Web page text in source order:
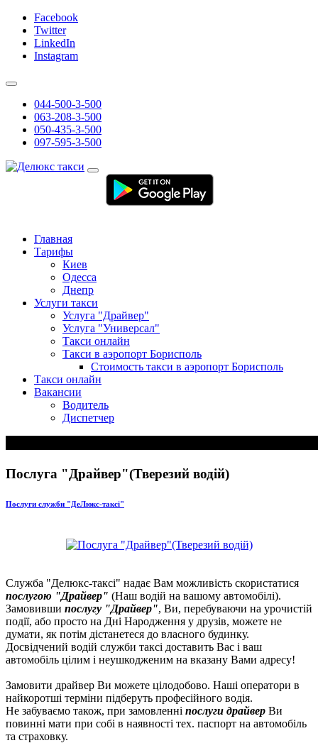
Facebook
Twitter
LinkedIn
Instagram
044-500-3-500
063-208-3-500
050-435-3-500
097-595-3-500
Главная
Тарифы
Киев
Одесса
Днепр
Услуги такси
Услуга "Драйвер"
Услуга "Универсал"
Такси онлайн
Такси в аэропорт Борисполь
Стоимость такси в аэропорт Борисполь
Такси онлайн
Вакансии
Водитель
Диспетчер
Послуга "Драйвер"(Тверезий водій)
Послуги служби "ДеЛюкс-таксі"
Служба "Делюкс-таксі" надає Вам можливість скористатися
послугою "Драйвер" (Наш водій на вашому автомобілі).
Замовивши послугу "Драйвер", Ви, перебуваючи на урочистій
події, або просто на Дні Народження у друзів, можете не
думати, як потім дістанетеся до власного будинку.
Досвідчений водій служби таксі доставить Вас і ваш
автомобіль цілим і неушкодженим на вказану Вами адресу!
Замовити драйвер Ви можете цілодобово. Наші оператори в
найкоротші терміни підберуть професійного водія.
Не забуваємо також, при замовленні послуги драйвер Ви
повинні мати при собі в наявності тех. паспорт на автомобіль
та страховку.